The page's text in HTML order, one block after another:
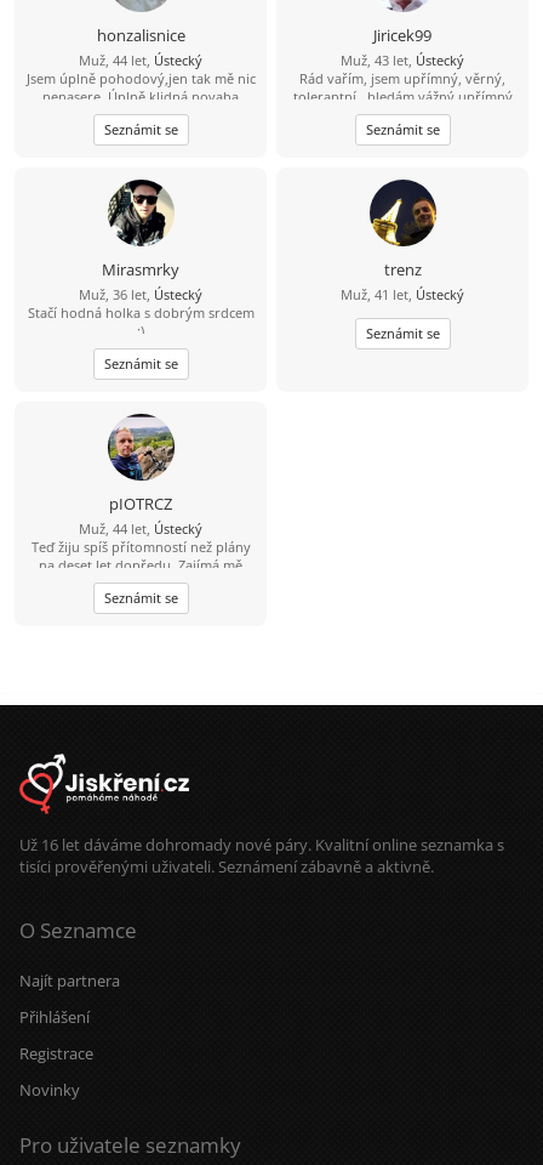
honzalisnice
Muž, 44 let, Ústecký
Jsem úplně pohodový,jen tak mě nic
nenasere. Úplně klidná povaha
Seznámit se
Jiricek99
Muž, 43 let, Ústecký
Rád vařím, jsem upřímný, věrný,
tolerantní , hledám vážný upřímný
vztah, můj kontakt je
704/538857,snad není můj
hendikepek problém se znovu
věrný, upřímný, tolerantní, mám rád
procházky,hudbu, můj kontakt je
pospajiri33@seznam.cz
účet budu rád když mi napíšeš
Seznámit se
Mirasmrky
Muž, 36 let, Ústecký
Stačí hodná holka s dobrým srdcem
:)
Seznámit se
trenz
Muž, 41 let, Ústecký
Seznámit se
pIOTRCZ
Muž, 44 let, Ústecký
Teď žiju spíš přítomností než plány
na deset let dopředu. Zajímá mě
chemie, autenticita a pohoda mezi
dvěma lidmi. Bez her, bez přetvářky.
Seznámit se
Už 16 let dáváme dohromady nové páry. Kvalitní online seznamka s
tisíci prověřenými uživateli. Seznámení zábavně a aktivně.
O Seznamce
Najít partnera
Přihlášení
Registrace
Novinky
Pro uživatele seznamky